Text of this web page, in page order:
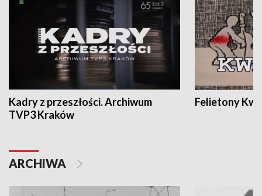
Kadry z przeszłości. Archiwum
TVP3 Kraków
Felietony
ARCHIWA